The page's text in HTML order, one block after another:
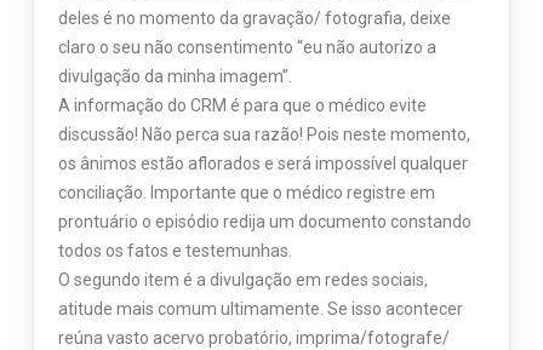
deles é no momento da gravação/ fotografia, deixe
claro o seu não consentimento “eu não autorizo a
divulgação da minha imagem”.
A informação do CRM é para que o médico evite
discussão! Não perca sua razão! Pois neste momento,
os ânimos estão aflorados e será impossível qualquer
conciliação. Importante que o médico registre em
prontuário o episódio redija um documento constando
todos os fatos e testemunhas.
O segundo item é a divulgação em redes sociais,
atitude mais comum ultimamente. Se isso acontecer
reúna vasto acervo probatório, imprima/fotografe/